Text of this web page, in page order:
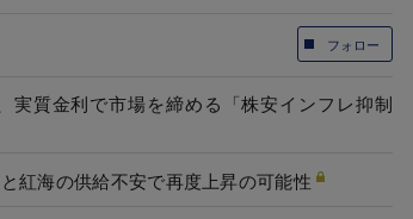
フォロー
実質金利で市場を締める「株安インフレ抑制
紅海の供給不安で再度上昇の可能性